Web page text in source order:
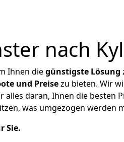
nach
Ihnen diegünstigste Lösung
und Preisezu bieten. Wir
daran, Ihnen die besten
was umgezogen werden
Sie.